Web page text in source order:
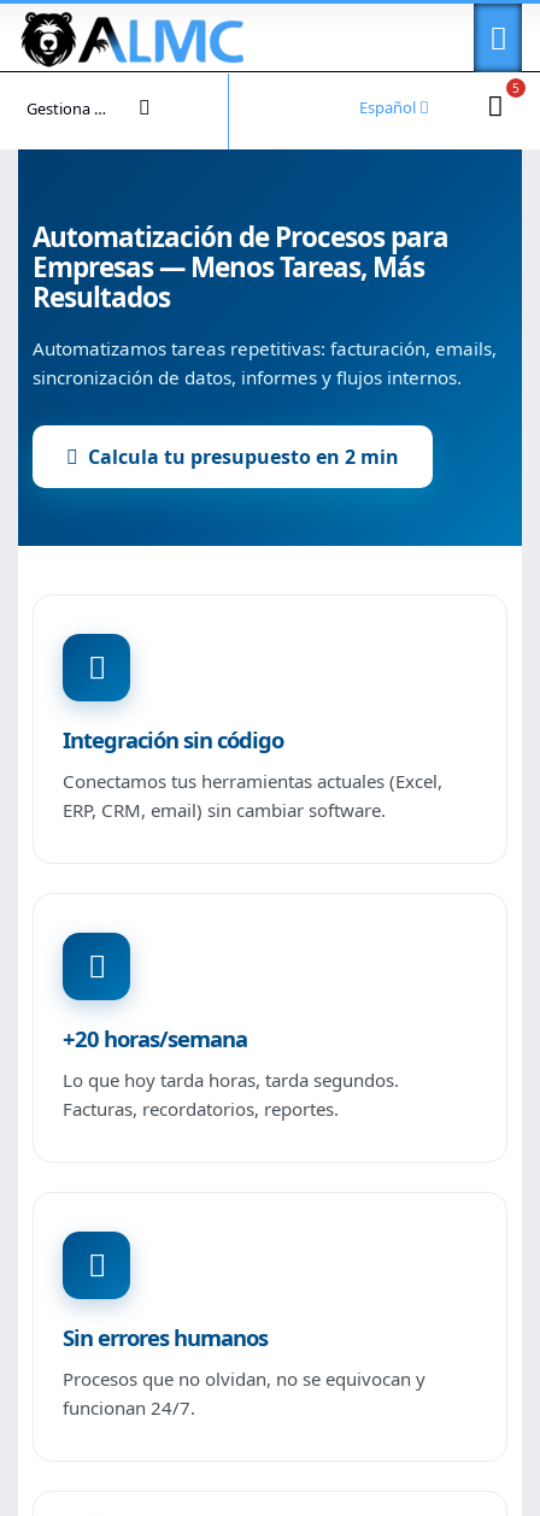
5
Español
Gestiona tu cuenta
Automatización de Procesos para
Empresas — Menos Tareas, Más
Resultados
Automatizamos tareas repetitivas: facturación, emails,
sincronización de datos, informes y flujos internos.
Calcula tu presupuesto en 2 min
Integración sin código
Conectamos tus herramientas actuales (Excel,
ERP, CRM, email) sin cambiar software.
+20 horas/semana
Lo que hoy tarda horas, tarda segundos.
Facturas, recordatorios, reportes.
Sin errores humanos
Procesos que no olvidan, no se equivocan y
funcionan 24/7.